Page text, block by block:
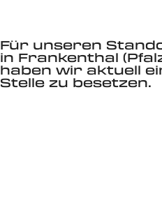
Für unseren
in Frankenthal
haben wir aktuell
Stelle zu besetzen.